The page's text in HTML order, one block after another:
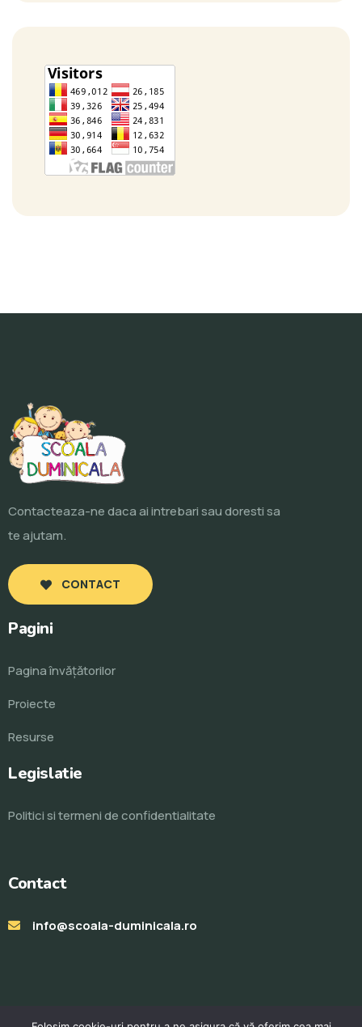
Contacteaza-ne daca ai intrebari sau doresti sa
te ajutam.
CONTACT
Pagini
Pagina învăţătorilor
Proiecte
Resurse
Legislatie
Politici si termeni de confidentialitate
Contact
info@scoala-duminicala.ro